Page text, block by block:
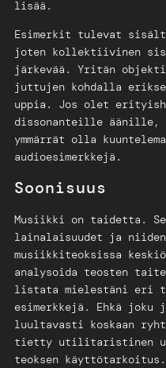
lisää.
Esimerkit tulevat
joten kollektiivinen
järkevää. Yritän
juttujen kohdalla
uppia. Jos olet
dissonanteille
ymmärrät olla
audioesimerkkejä.
Soonisuus
Musiikki on taidetta.
lainalaisuudet ja
musiikkiteoksissa
analysoida teosten
listata mielestäni eri
esimerkkejä. Ehkä
luultavasti koskaan
tietty utilitaristinen
teoksen